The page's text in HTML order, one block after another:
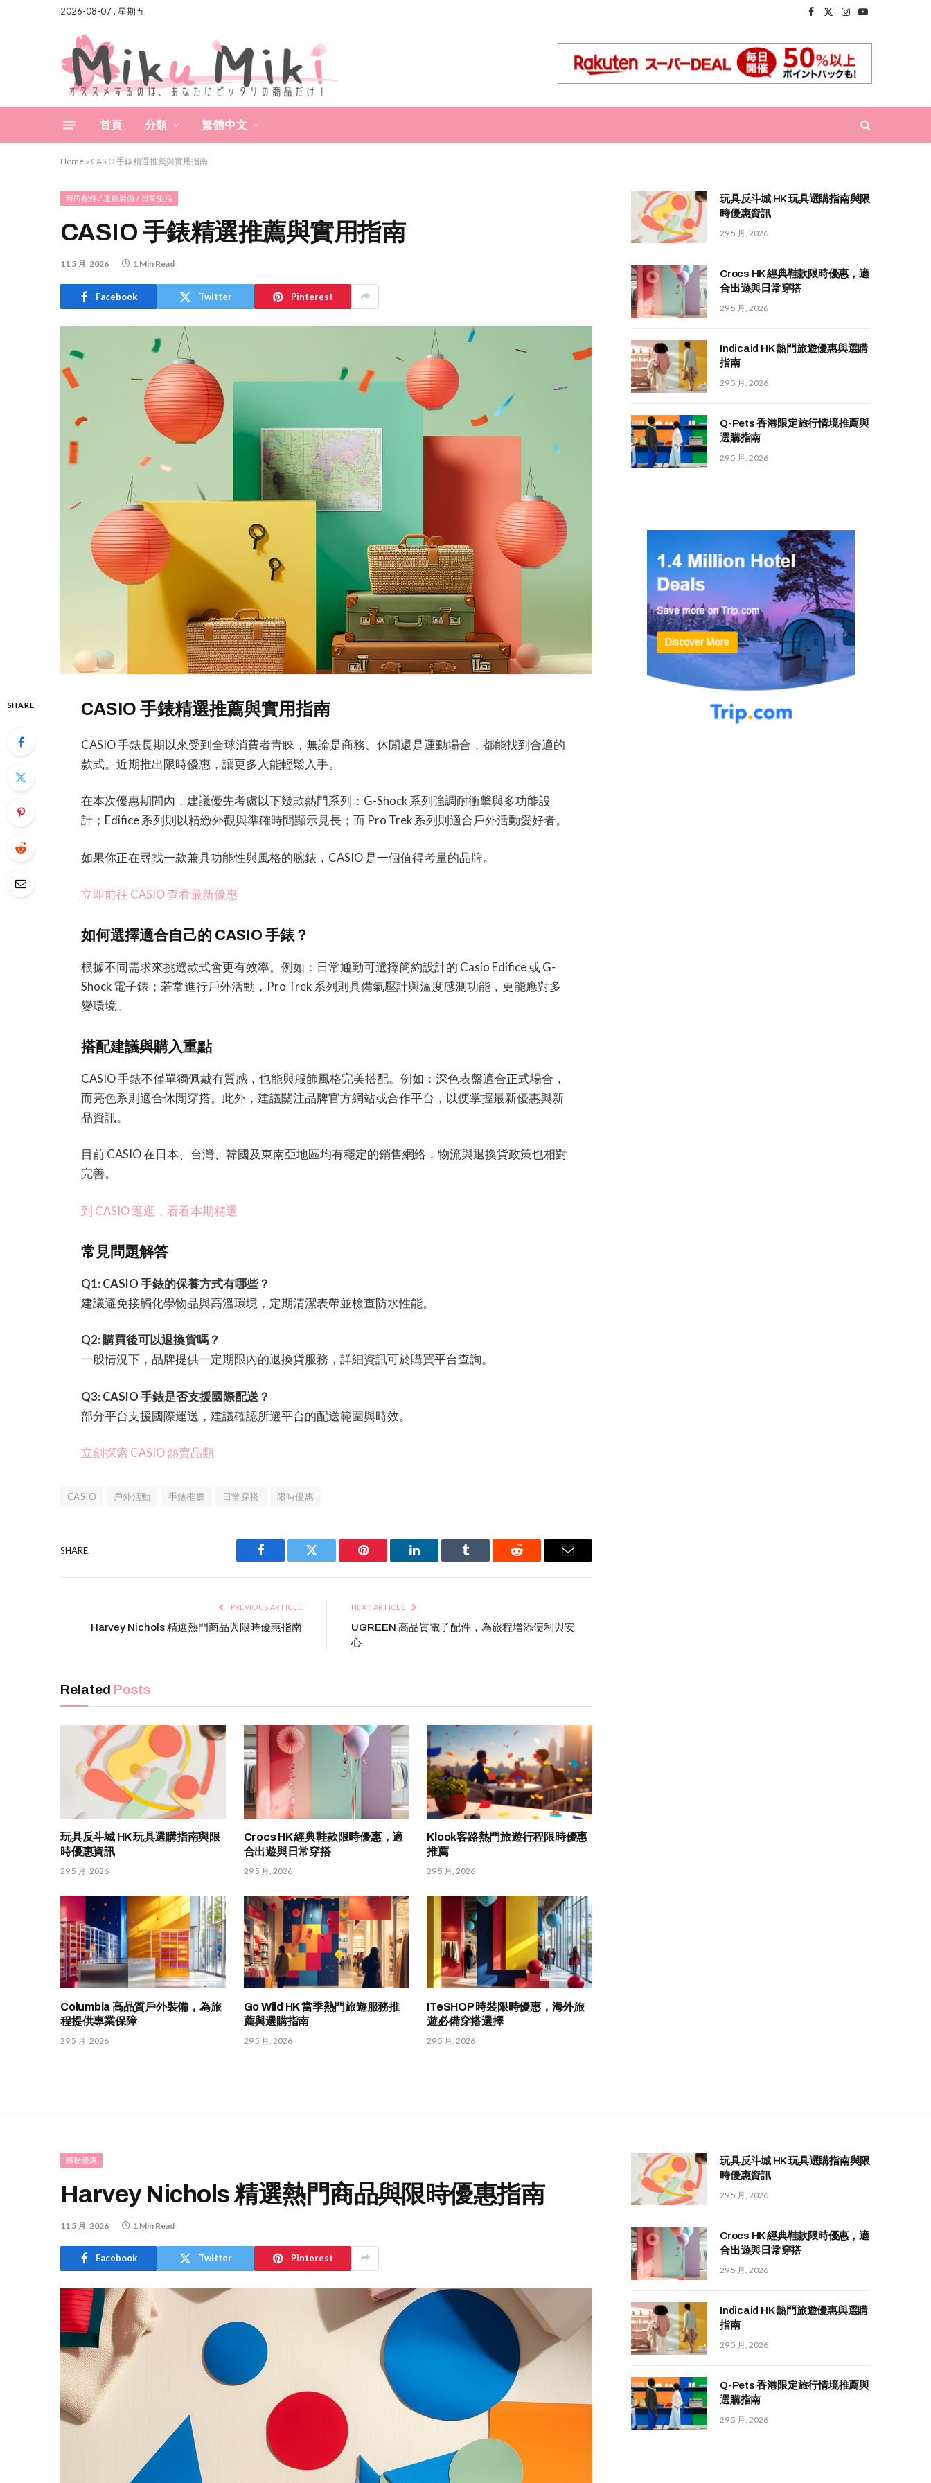
2026-08-07 , 星期五
Facebook
X
Instagram
YouTube
首頁 分類 繁體中文
Home » CASIO 手錶精選推薦與實用指南
時尚配件 / 運動裝備 / 日常生活
CASIO 手錶精選推薦與實用指南
11 5 月, 2026 1 Min Read
Facebook Twitter Pinterest
SHARE CASIO 手錶精選推薦與實用指南
CASIO 手錶長期以來受到全球消費者青睞，無論是商務、休閒還是運動場合，都能找到合適的
款式。近期推出限時優惠，讓更多人能輕鬆入手。
在本次優惠期間內，建議優先考慮以下幾款熱門系列：G-Shock 系列強調耐衝擊與多功能設
計；Edifice 系列則以精緻外觀與準確時間顯示見長；而 Pro Trek 系列則適合戶外活動愛好者。
如果你正在尋找一款兼具功能性與風格的腕錶，CASIO 是一個值得考量的品牌。
立即前往 CASIO 查看最新優惠
如何選擇適合自己的 CASIO 手錶？
根據不同需求來挑選款式會更有效率。例如：日常通勤可選擇簡約設計的 Casio Edifice 或 G-
Shock 電子錶；若常進行戶外活動，Pro Trek 系列則具備氣壓計與溫度感測功能，更能應對多
變環境。
搭配建議與購入重點
CASIO 手錶不僅單獨佩戴有質感，也能與服飾風格完美搭配。例如：深色表盤適合正式場合，
而亮色系則適合休閒穿搭。此外，建議關注品牌官方網站或合作平台，以便掌握最新優惠與新
品資訊。
目前 CASIO 在日本、台灣、韓國及東南亞地區均有穩定的銷售網絡，物流與退換貨政策也相對
完善。
到 CASIO 逛逛，看看本期精選
常見問題解答
Q1: CASIO 手錶的保養方式有哪些？
建議避免接觸化學物品與高溫環境，定期清潔表帶並檢查防水性能。
Q2: 購買後可以退換貨嗎？
一般情況下，品牌提供一定期限內的退換貨服務，詳細資訊可於購買平台查詢。
Q3: CASIO 手錶是否支援國際配送？
部分平台支援國際運送，建議確認所選平台的配送範圍與時效。
立刻探索 CASIO 熱賣品類
CASIO 戶外活動 手錶推薦 日常穿搭 限時優惠
SHARE.
Facebook Twitter Pinterest LinkedIn Tumblr Reddit Email
PREVIOUS ARTICLE
Harvey Nichols 精選熱門商品與限時優惠指南
NEXT ARTICLE
UGREEN 高品質電子配件，為旅程增添便利與安
心
Related Posts
玩具反斗城 HK 玩具選購指南與限
時優惠資訊
29 5 月, 2026
Crocs HK 經典鞋款限時優惠，適
合出遊與日常穿搭
29 5 月, 2026
Klook客路熱門旅遊行程限時優惠
推薦
29 5 月, 2026
Columbia 高品質戶外裝備，為旅
程提供專業保障
29 5 月, 2026
Go Wild HK 當季熱門旅遊服務推
薦與選購指南
29 5 月, 2026
ITeSHOP 時裝限時優惠，海外旅
遊必備穿搭選擇
29 5 月, 2026
玩具反斗城 HK 玩具選購指南與限
時優惠資訊
29 5 月, 2026
Crocs HK 經典鞋款限時優惠，適
合出遊與日常穿搭
29 5 月, 2026
Indicaid HK 熱門旅遊優惠與選購
指南
29 5 月, 2026
Q-Pets 香港限定旅行情境推薦與
選購指南
29 5 月, 2026
購物優惠
Harvey Nichols 精選熱門商品與限時優惠指南
11 5 月, 2026 1 Min Read
Facebook Twitter Pinterest
玩具反斗城 HK 玩具選購指南與限
時優惠資訊
29 5 月, 2026
Crocs HK 經典鞋款限時優惠，適
合出遊與日常穿搭
29 5 月, 2026
Indicaid HK 熱門旅遊優惠與選購
指南
29 5 月, 2026
Q-Pets 香港限定旅行情境推薦與
選購指南
29 5 月, 2026